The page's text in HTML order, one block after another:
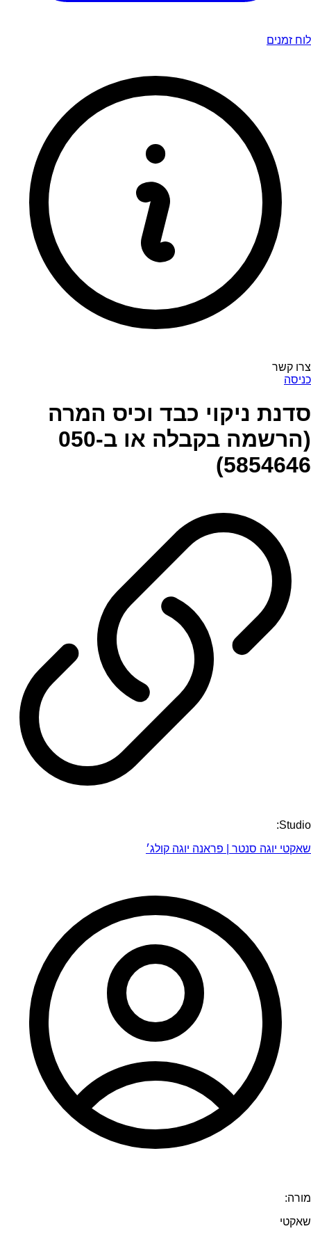
לוח זמנים
צרו קשר
כניסה
סדנת ניקוי כבד וכיס המרה
(הרשמה בקבלה או ב050-
5854646)
Studio:
שאקטי יוגה סנטר | פראנה יוגה קולג׳
מורה:
שאקטי